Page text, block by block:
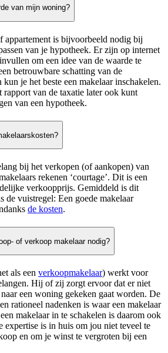
van mijn woning?
appartement is bijvoorbeeld nodig bij
van je hypotheek. Er zijn op internet
om een idee van de waarde te
betrouwbare schatting van de
je het beste een makelaar inschakelen.
rapport van de taxatie later ook kunt
van een hypotheek.
bij het verkopen (of aankopen) van
rekenen ‘courtage’. Dit is een
verkoopprijs. Gemiddeld is dit
de vuistregel: Een goede makelaar
de kosten.
of verkoop makelaar nodig?
als een verkoopmakelaar) werkt voor
Hij of zij zorgt ervoor dat er niet
een woning gekeken gaat worden. De
rationeel nadenken is waar een makelaar
makelaar in te schakelen is daarom ook
expertise is in huis om jou niet teveel te
en om je winst te vergroten bij een